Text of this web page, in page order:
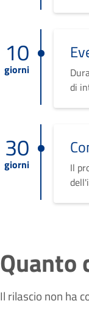
10
giorni
di
30
giorni
Il
Quanto
Il rilascio non ha